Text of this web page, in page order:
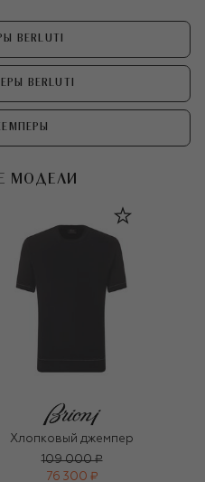
BERLUTI
BERLUTI
МОДЕЛИ
Хлопковый джемпер
109 000 ₽
76 300 ₽